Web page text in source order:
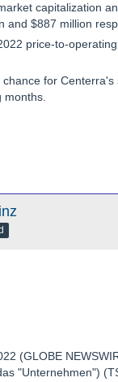
capitalization
and $887 million
price-to-
for
(GLOBE
"Unternehmen")